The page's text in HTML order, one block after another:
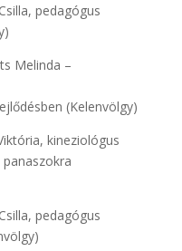
pedagógus
Melinda –
(Kelenvölgy)
kineziológus
pedagógus